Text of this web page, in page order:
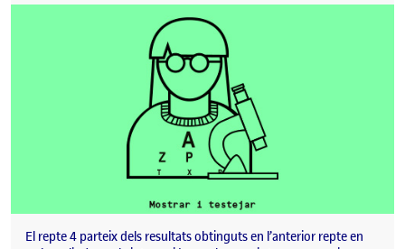
El repte 4 parteix dels resultats obtinguts en l’anterior repte en